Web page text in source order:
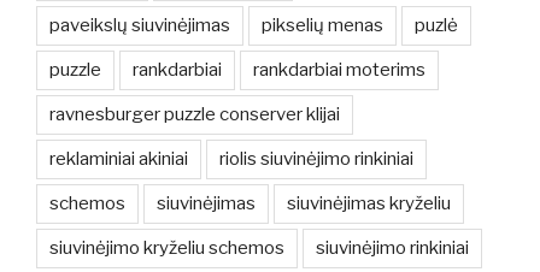
paveikslų siuvinėjimas pikselių menas puzlė
puzzle rankdarbiai rankdarbiai moterims
ravnesburger puzzle conserver klijai
reklaminiai akiniai riolis siuvinėjimo rinkiniai
schemos siuvinėjimas siuvinėjimas kryželiu
siuvinėjimo kryželiu schemos siuvinėjimo rinkiniai